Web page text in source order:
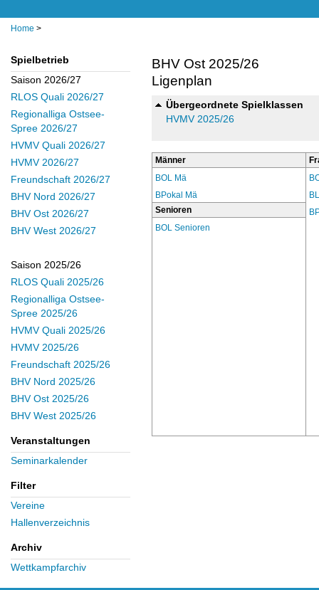
Home >
Spielbetrieb
Saison 2026/27
RLOS Quali 2026/27
Regionalliga Ostsee-
Spree 2026/27
HVMV Quali 2026/27
HVMV 2026/27
Freundschaft 2026/27
BHV Nord 2026/27
BHV Ost 2026/27
BHV West 2026/27
Saison 2025/26
RLOS Quali 2025/26
Regionalliga Ostsee-
Spree 2025/26
HVMV Quali 2025/26
HVMV 2025/26
Freundschaft 2025/26
BHV Nord 2025/26
BHV Ost 2025/26
BHV West 2025/26
Veranstaltungen
Seminarkalender
Filter
Vereine
Hallenverzeichnis
Archiv
Wettkampfarchiv
BHV Ost 2025/26
Ligenplan
Übergeordnete Spielklassen
HVMV 2025/26
Männer
BOL Mä
BPokal Mä
Senioren
BOL Senioren